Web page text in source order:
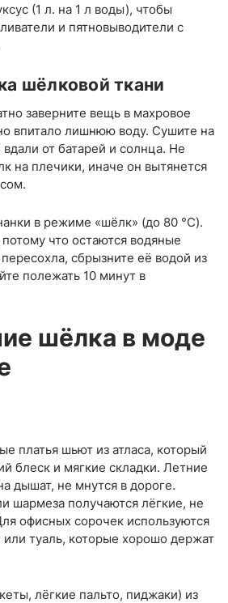
(1 л. на 1 л воды), чтобы
и пятновыводители с
шёлковой ткани
заверните вещь в махровое
впитало лишнюю воду. Сушите на
от батарей и солнца. Не
на плечики, иначе он вытянется
в режиме «шёлк» (до 80 °C).
что остаются водяные
сбрызните её водой из
полежать 10 минут в
шёлка в моде
платья шьют из атласа, который
блеск и мягкие складки. Летние
дышат, не мнутся в дороге.
шармеза получаются лёгкие, не
офисных сорочек используются
туаль, которые хорошо держат
лёгкие пальто, пиджаки) из